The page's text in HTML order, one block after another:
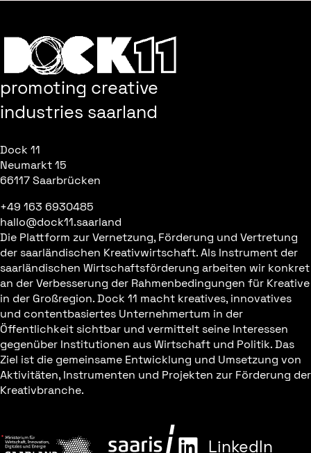
promoting creative
industries saarland
Dock 11
Neumarkt 15
66117 Saarbrücken
+49 163 6930485
hallo@dock11.saarland
Die Plattform zur Vernetzung, Förderung und Vertretung
der saarländischen Kreativwirtschaft. Als Instrument der
saarländischen Wirtschaftsförderung arbeiten wir konkret
an der Verbesserung der Rahmenbedingungen für Kreative
in der Großregion. Dock 11 macht kreatives, innovatives
und contentbasiertes Unternehmertum in der
Öffentlichkeit sichtbar und vermittelt seine Interessen
gegenüber Institutionen aus Wirtschaft und Politik. Das
Ziel ist die gemeinsame Entwicklung und Umsetzung von
Aktivitäten, Instrumenten und Projekten zur Förderung der
Kreativbranche.
LinkedIn